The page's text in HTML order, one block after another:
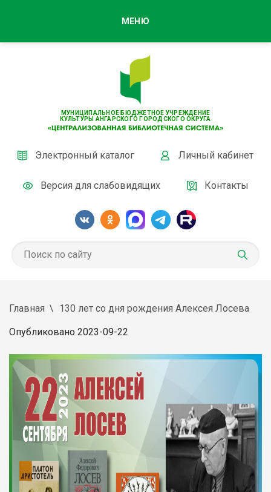
МУНИЦИПАЛЬНОЕ БЮДЖЕТНОЕ УЧРЕЖДЕНИЕ
КУЛЬТУРЫ АНГАРСКОГО ГОРОДСКОГО ОКРУГА
Электронный каталог Личный кабинет
Версия для слабовидящих Контакты
МЕНЮ
Главная 130 лет со дня рождения Алексея Лосева
Опубликовано 2023-09-22